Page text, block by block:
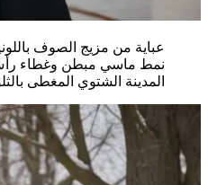
عباية من مزيج الصوف
نمط ماسي مبطن وغطاء
المدينة الشتوي المغطى